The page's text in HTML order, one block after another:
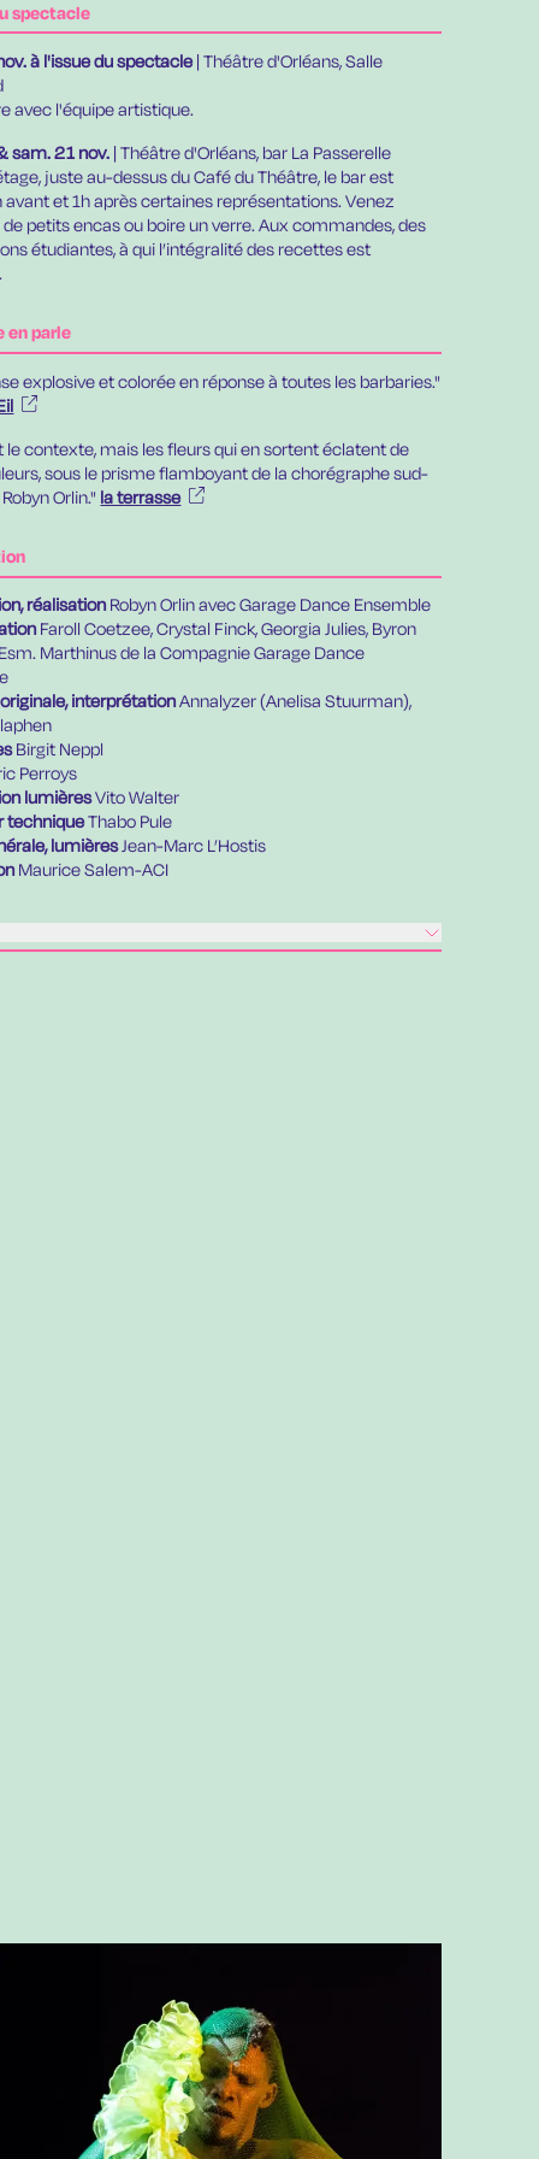
spectacle
à l'issue du spectacle | Théâtre d'Orléans, Salle
avec l'équipe artistique.
sam. 21 nov. | Théâtre d'Orléans, bar La Passerelle
juste au-dessus du Café du Théâtre, le bar est
avant et 1h après certaines représentations. Venez
petits encas ou boire un verre. Aux commandes, des
étudiantes, à qui l’intégralité des recettes est
en parle
explosive et colorée en réponse à toutes les barbaries."
le contexte, mais les fleurs qui en sortent éclatent de
sous le prisme flamboyant de la chorégraphe sud-
Orlin." la terrasse
réalisation Robyn Orlin avec Garage Dance Ensemble
Faroll Coetzee, Crystal Finck, Georgia Julies, Byron
Marthinus de la Compagnie Garage Dance
interprétationAnnalyzer (Anelisa Stuurman),
Birgit Neppl
Perroys
lumièresVito Walter
techniqueThabo Pule
lumièresJean-Marc L’Hostis
Maurice Salem-ACI